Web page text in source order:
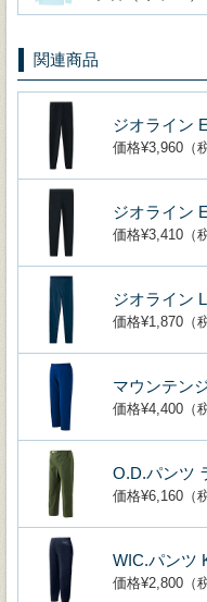
関連商品
ジオライン
価格¥3,960（
ジオライン
価格¥3,410（
ジオライン
価格¥1,870（
マウンテン
価格¥4,400（
O.D.パンツ
価格¥6,160（
WIC.パンツ
価格¥2,800（